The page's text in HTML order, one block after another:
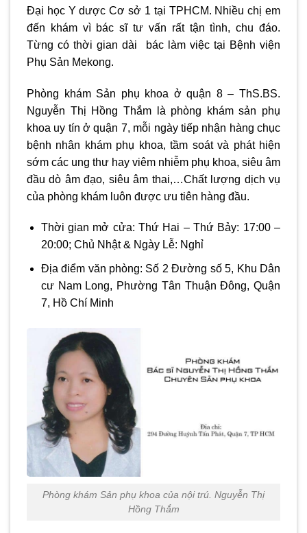
Đại học Y dược Cơ sở 1 tại TPHCM. Nhiều chị em
đến khám vì bác sĩ tư vấn rất tận tình, chu đáo.
Từng có thời gian dài bác làm việc tại Bệnh viện
Phụ Sản Mekong.
Phòng khám Sản phụ khoa ở quận 8– ThS.BS.
Nguyễn Thị Hồng Thắm là phòng khám sản phụ
khoa uy tín ở quận 7, mỗi ngày tiếp nhận hàng chục
bệnh nhân khám phụ khoa, tầm soát và phát hiện
sớm các ung thư hay viêm nhiễm phụ khoa, siêu âm
đầu dò âm đạo, siêu âm thai,…Chất lượng dịch vụ
của phòng khám luôn được ưu tiên hàng đầu.
Thời gian mở cửa: Thứ Hai – Thứ Bảy: 17:00 –
20:00; Chủ Nhật & Ngày Lễ: Nghỉ
Địa điểm văn phòng: Số 2 Đường số 5, Khu Dân
cư Nam Long, Phường Tân Thuận Đông, Quận
7, Hồ Chí Minh
Phòng khám Sản phụ khoa của nội trú. Nguyễn Thị
Hồng Thắm